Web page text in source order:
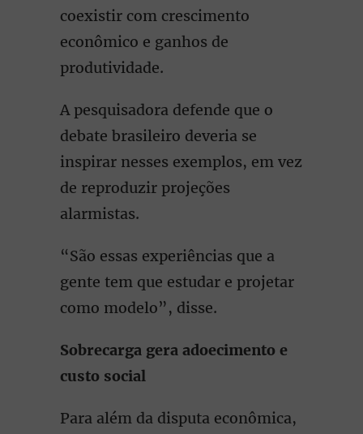
coexistir com crescimento
econômico e ganhos de
produtividade.
A pesquisadora defende que o
debate brasileiro deveria se
inspirar nesses exemplos, em vez
de reproduzir projeções
alarmistas.
“São essas experiências que a
gente tem que estudar e projetar
como modelo”, disse.
Sobrecarga gera adoecimento e
custo social
Para além da disputa econômica,